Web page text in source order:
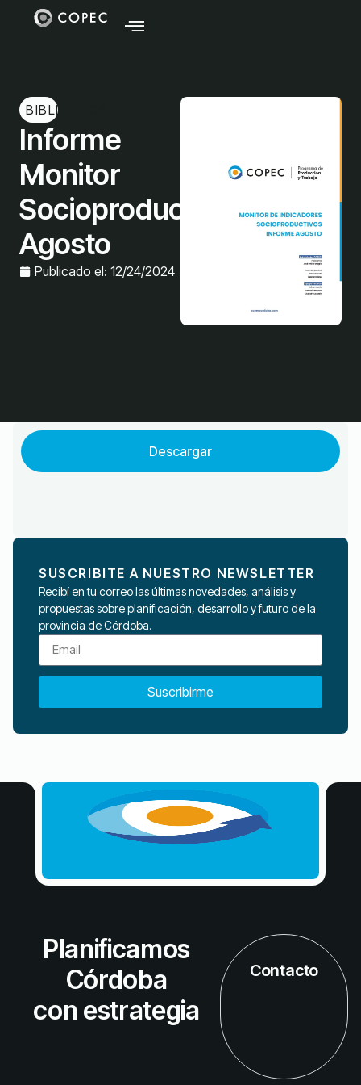
BIBLIOTECA
Informe
Monitor
Socioproductivo
Agosto
Publicado el: 12/24/2024
Descargar
SUSCRIBITE A NUESTRO NEWSLETTER
Recibí en tu correo las últimas novedades, análisis y
propuestas sobre planificación, desarrollo y futuro de la
provincia de Córdoba.
Suscribirme
Planificamos
Córdoba
con estrategia
Contacto